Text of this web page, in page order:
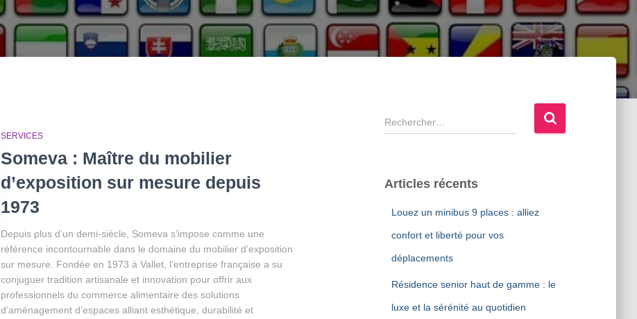
SERVICES
Someva : Maître du mobilier
d’exposition sur mesure depuis
1973
Depuis plus d’un demi-siècle, Someva s’impose comme une
référence incontournable dans le domaine du mobilier d’exposition
sur mesure. Fondée en 1973 à Vallet, l’entreprise française a su
conjuguer tradition artisanale et innovation pour offrir aux
professionnels du commerce alimentaire des solutions
d’aménagement d’espaces alliant esthétique, durabilité et
R
e
e
Articles récents
Louez un minibus 9 places : alliez
confort et liberté pour vos
déplacements
Résidence senior haut de gamme : le
luxe et la sérénité au quotidien